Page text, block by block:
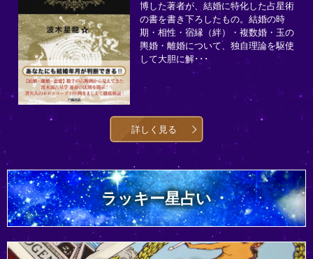
博した著者が、結婚に特化した占星術
の書を書き下ろしたもの。結婚の時
期・相性・宿縁（絆）・複数婚・玉の
輿婚・離婚について、独自理論を駆使
して大胆に解･･･
詳しく見る
ラッキー星占い